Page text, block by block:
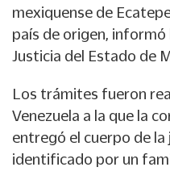
mexiquense de
país de origen, informó
Justicia del Estado de
Los trámites fueron
Venezuela a la que la
entregó el cuerpo de
identificado por un